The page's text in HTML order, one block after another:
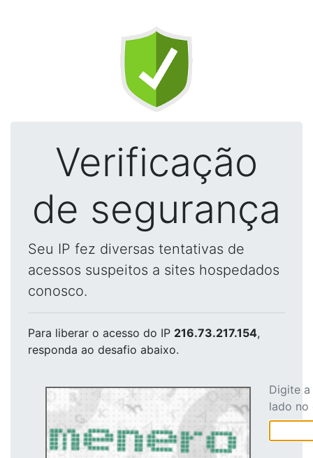
Verificação
de segurança
Seu IP fez diversas tentativas de
acessos suspeitos a sites hospedados
conosco.
Para liberar o acesso do IP 216.73.217.154,
responda ao desafio abaixo.
Digite
lado no